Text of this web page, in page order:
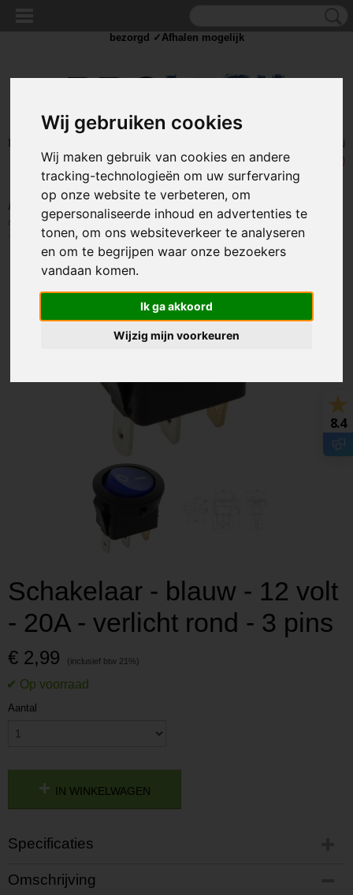
Wij gebruiken cookies
Wij maken gebruik van cookies en andere
tracking-technologieën om uw surfervaring
op onze website te verbeteren, om
gepersonaliseerde inhoud en advertenties te
tonen, om ons websiteverkeer te analyseren
en om te begrijpen waar onze bezoekers
vandaan komen.
Ik ga akkoord
Wijzig mijn voorkeuren
Inloggen
UW WINKELWAGEN
Geen producten
(0)
Home > STROOM Schakelaars >Standaard schakelaar >
schakelaars>Schakelaar - blauw - 12 volt - 20A - verlicht rond - 3 pins
Schakelaar - blauw - 12 volt
- 20A - verlicht rond - 3 pins
€ 2,99
Aantal
IN WINKELWAGEN
Specificaties
Productcode
P201701051600
Omschrijving
bezorgd ✓Afhalen mogelijk
8.4